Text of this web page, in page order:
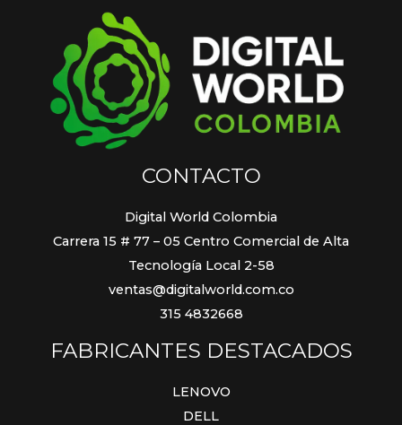
CONTACTO
Digital World Colombia
Carrera 15 # 77 – 05 Centro Comercial de Alta
Tecnología Local 2-58
ventas@digitalworld.com.co
315 4832668
FABRICANTES DESTACADOS
LENOVO
DELL